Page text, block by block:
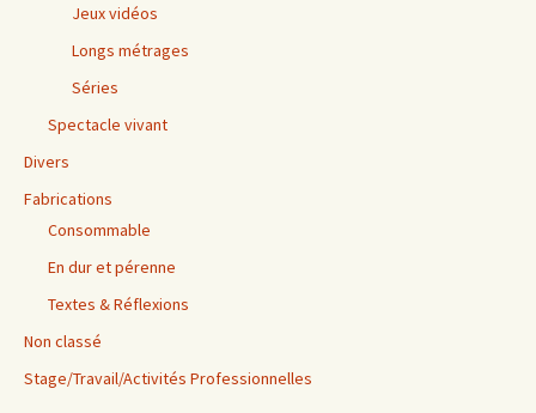
Jeux vidéos
Longs métrages
Séries
Spectacle vivant
Divers
Fabrications
Consommable
En dur et pérenne
Textes & Réflexions
Non classé
Stage/Travail/Activités Professionnelles